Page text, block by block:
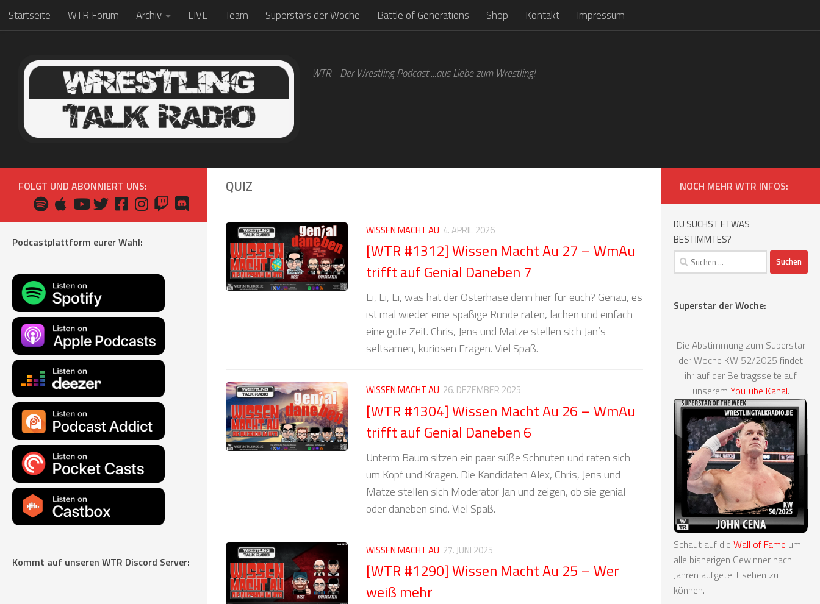
Zum Inhalt springen
Startseite WTR Forum Archiv LIVE Team Superstars der Woche Battle of Generations Shop Kontakt Impressum
WTR - Der Wrestling Podcast ...aus Liebe zum Wrestling!
QUIZ
WISSEN MACHT AU 4. APRIL 2026
[WTR #1312] Wissen Macht Au 27 – WmAu
trifft auf Genial Daneben 7
Ei, Ei, Ei, was hat der Osterhase denn hier für euch? Genau, es
ist mal wieder eine spaßige Runde raten, lachen und einfach
eine gute Zeit. Chris, Jens und Matze stellen sich Jan’s
seltsamen, kuriosen Fragen. Viel Spaß.
WISSEN MACHT AU 26. DEZEMBER 2025
[WTR #1304] Wissen Macht Au 26 – WmAu
trifft auf Genial Daneben 6
Unterm Baum sitzen ein paar süße Schnuten und raten sich
um Kopf und Kragen. Die Kandidaten Alex, Chris, Jens und
Matze stellen sich Moderator Jan und zeigen, ob sie genial
oder daneben sind. Viel Spaß.
WISSEN MACHT AU 27. JUNI 2025
[WTR #1290] Wissen Macht Au 25 – Wer
weiß mehr
FOLGT UND ABONNIERT UNS:
Podcastplattform eurer Wahl:
Kommt auf unseren WTR Discord Server:
NOCH MEHR WTR INFOS:
DU SUCHST ETWAS
BESTIMMTES?
Suchen
nach:
Superstar der Woche:
Die Abstimmung zum Superstar
der Woche KW 52/2025 findet
ihr auf der Beitragsseite auf
unserem YouTube Kanal.
Schaut auf die Wall of Fame um
alle bisherigen Gewinner nach
Jahren aufgeteilt sehen zu
können.